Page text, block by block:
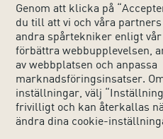
Genom att klicka på
du till att vi och våra
andra spårtekniker enligt
förbättra webbupplevelsen,
av webbplatsen och anpassa
marknadsföringsinsatser.
inställningar, välj
frivilligt och kan återkallas
ändra dina cookie-
Kontakta oss
Huvudkontoret
Lokala kontor
Om webbplatsen
Tillgänglighet webbplats
Hjälpmedel
Sociala medier
Instagram